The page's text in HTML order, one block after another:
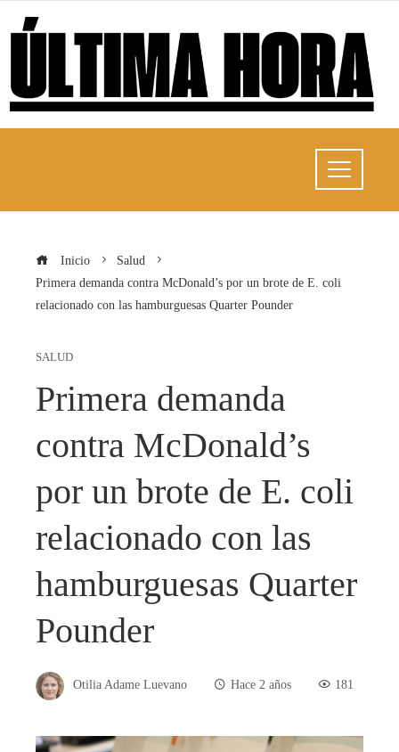
Inicio
Salud
Primera demanda contra McDonald’s por un brote de E. coli
relacionado con las hamburguesas Quarter Pounder
SALUD
Primera demanda
contra McDonald’s
por un brote de E. coli
relacionado con las
hamburguesas Quarter
Pounder
Otilia Adame Luevano Hace 2 años 181